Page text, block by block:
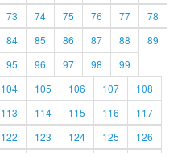
73 74 75 76 77
78
84 85 86 87 88
89
95 96 97 98
99
104 105 106 107
108
113 114 115 116
117
122 123 124 125
126